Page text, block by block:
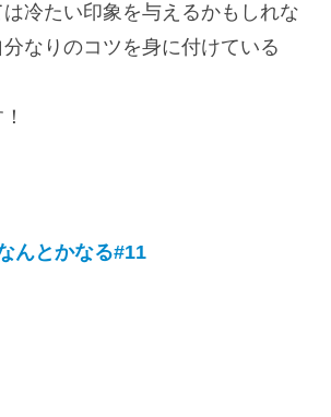
冷たい印象を与えるかもしれな
なりのコツを身に付けている
んとかなる#11